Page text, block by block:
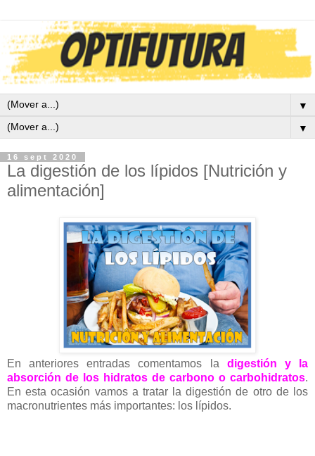
▼
▼
16 sept 2020
La digestión de los lípidos [Nutrición y
alimentación]
En anteriores entradas comentamos la digestión y la
absorción de los hidratos de carbono o carbohidratos.
En esta ocasión vamos a tratar la digestión de otro de los
macronutrientes más importantes: los lípidos.